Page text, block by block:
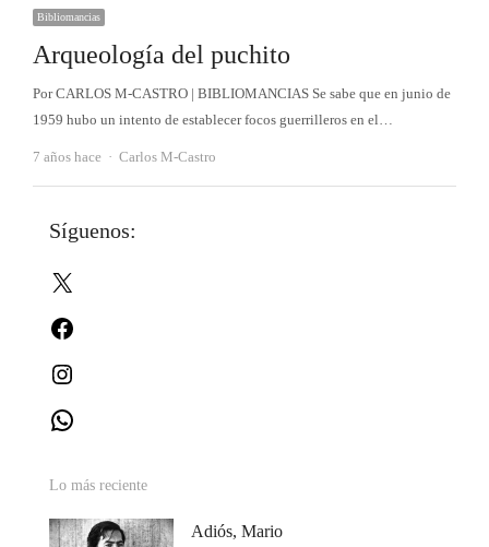
Bibliomancias
Arqueología del puchito
Por CARLOS M-CASTRO | BIBLIOMANCIAS Se sabe que en junio de
1959 hubo un intento de establecer focos guerrilleros en el…
7 años hace Autor
Carlos M-Castro
Síguenos:
Lo más reciente
Adiós, Mario